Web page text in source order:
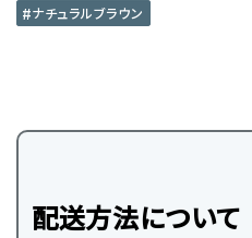
ナチュラルブラウン
配送方法について